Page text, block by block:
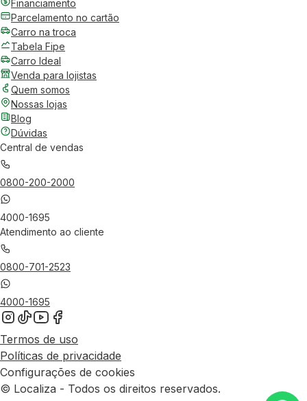
Financiamento
Parcelamento no cartão
Carro na troca
Tabela Fipe
Carro Ideal
Venda para lojistas
Quem somos
Nossas lojas
Blog
Dúvidas
Central de vendas
0800-200-2000
4000-1695
Atendimento ao cliente
0800-701-2523
4000-1695
Termos de uso
Políticas de privacidade
Configurações de cookies
© Localiza - Todos os direitos reservados.